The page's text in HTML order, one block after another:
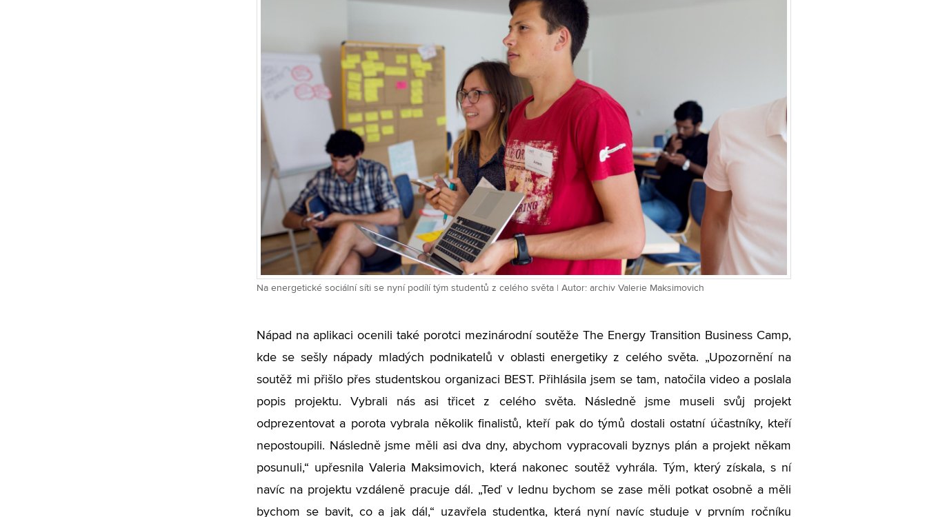
Na energetické sociální síti se nyní podílí tým studentů z celého světa | Autor: archiv Valerie Maksimovich
Nápad na aplikaci ocenili také porotci mezinárodní soutěže The Energy Transition Business Camp,
kde se sešly nápady mladých podnikatelů v oblasti energetiky z celého světa. „Upozornění na
soutěž mi přišlo přes studentskou organizaci BEST. Přihlásila jsem se tam, natočila video a poslala
popis projektu. Vybrali nás asi třicet z celého světa. Následně jsme museli svůj projekt
odprezentovat a porota vybrala několik finalistů, kteří pak do týmů dostali ostatní účastníky, kteří
nepostoupili. Následně jsme měli asi dva dny, abychom vypracovali byznys plán a projekt někam
posunuli,“ upřesnila Valeria Maksimovich, která nakonec soutěž vyhrála. Tým, který získala, s ní
navíc na projektu vzdáleně pracuje dál. „Teď v lednu bychom se zase měli potkat osobně a měli
bychom se bavit, co a jak dál,“ uzavřela studentka, která nyní navíc studuje v prvním ročníku